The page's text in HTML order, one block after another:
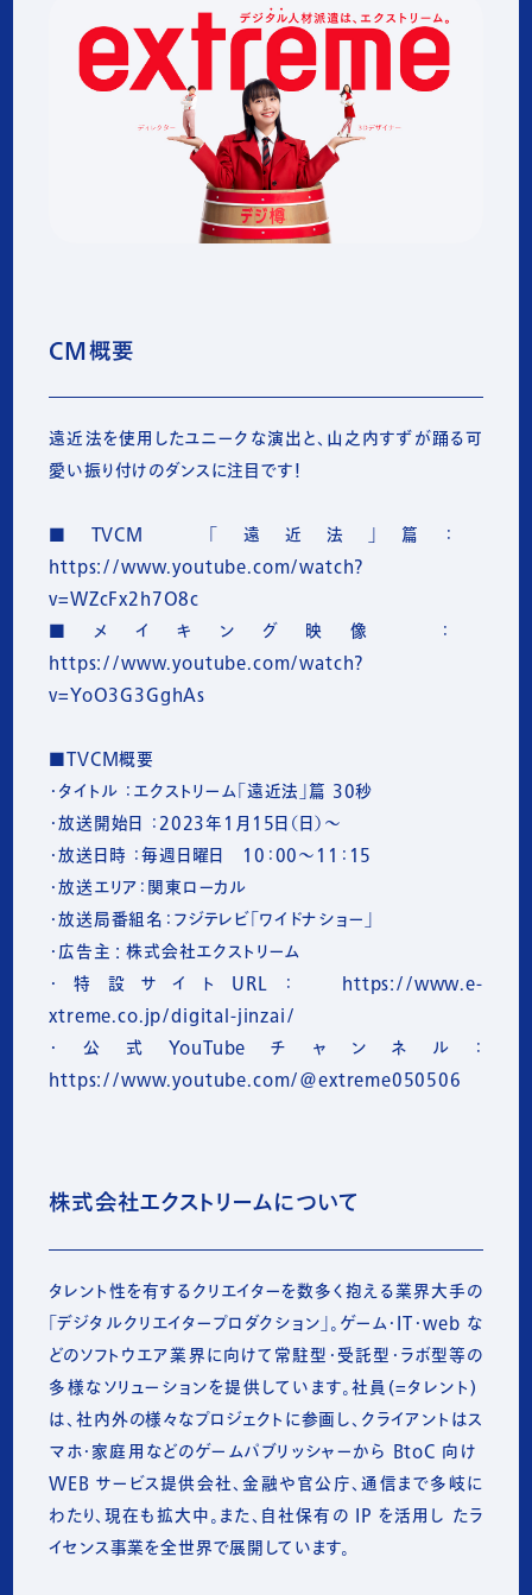
CM概要
遠近法を使用したユニークな演出と、山之内すずが踊る可
愛い振り付けのダンスに注目です!
■TVCM　「遠近法」篇：
https://www.youtube.com/watch?
v=WZcFx2h7O8c
■メイキング映像　：
https://www.youtube.com/watch?
v=YoO3G3GghAs
■TVCM概要
・タイトル ：エクストリーム「遠近法」篇 30秒
・放送開始日 ：2023年1月15日（日）～
・放送日時 ：毎週日曜日　10：00～11：15
・放送エリア：関東ローカル
・放送局番組名：フジテレビ「ワイドナショー」
・広告主 : 株式会社エクストリーム
・特設サイトURL：　https://www.e-
xtreme.co.jp/digital-jinzai/
・公式YouTubeチャンネル：
https://www.youtube.com/@extreme050506
株式会社エクストリームについて
タレント性を有するクリエイターを数多く抱える業界大手の
「デジタルクリエイタープロダクション」。ゲーム・IT・web な
どのソフトウエア業界に向けて常駐型・受託型・ラボ型等の
多様なソリューションを提供しています。社員(=タレント)
は、社内外の様々なプロジェクトに参画し、クライアントはス
マホ・家庭用などのゲームパブリッシャーから BtoC 向け
WEB サービス提供会社、金融や官公庁、通信まで多岐に
わたり、現在も拡大中。また、自社保有の IP を活用し たラ
イセンス事業を全世界で展開しています。